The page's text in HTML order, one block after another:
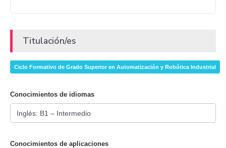
Titulación/es
Ciclo Formativo de Grado Superior en Automatización y Robótica Industrial
Conocimientos de idiomas
Conocimientos de aplicaciones